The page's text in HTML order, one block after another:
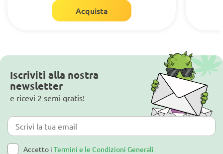
Acquista
Iscriviti alla nostra
newsletter
e ricevi 2 semi gratis!
Accetto i Termini e le Condizioni Generali